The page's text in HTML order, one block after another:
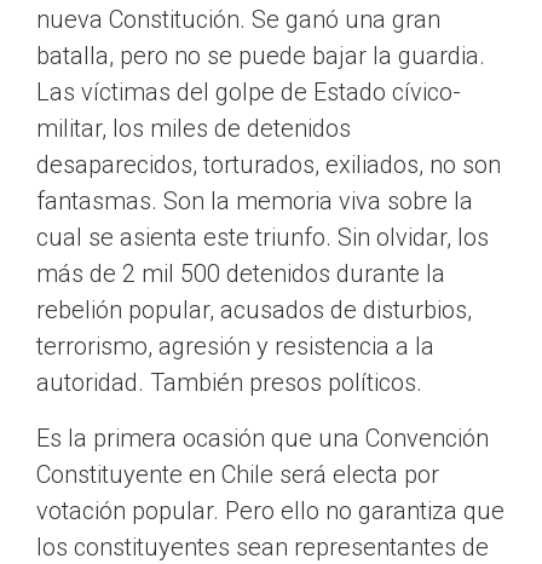
nueva Constitución. Se ganó una gran
batalla, pero no se puede bajar la guardia.
Las víctimas del golpe de Estado cívico-
militar, los miles de detenidos
desaparecidos, torturados, exiliados, no son
fantasmas. Son la memoria viva sobre la
cual se asienta este triunfo. Sin olvidar, los
más de 2 mil 500 detenidos durante la
rebelión popular, acusados de disturbios,
terrorismo, agresión y resistencia a la
autoridad. También presos políticos.
Es la primera ocasión que una Convención
Constituyente en Chile será electa por
votación popular. Pero ello no garantiza que
los constituyentes sean representantes de